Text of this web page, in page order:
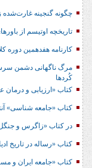
چگونه گنجینه غارت‌شده
تاریخچه اوتیسم از
کارنامه هفدهمین دوره
مرگ ناگهانی دشمن
کُردها
کتاب «ارزیابی و درمان
کتاب «جامعه شناسی»
در کتاب «زاگرس و
کتاب «رساله در تاریخ
کتاب «جامعه ایران و